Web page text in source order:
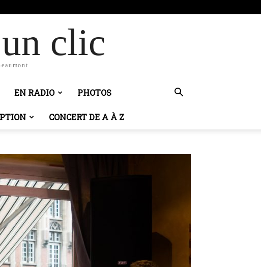
clic
EN RADIO PHOTOS
CONCERT DE A À Z